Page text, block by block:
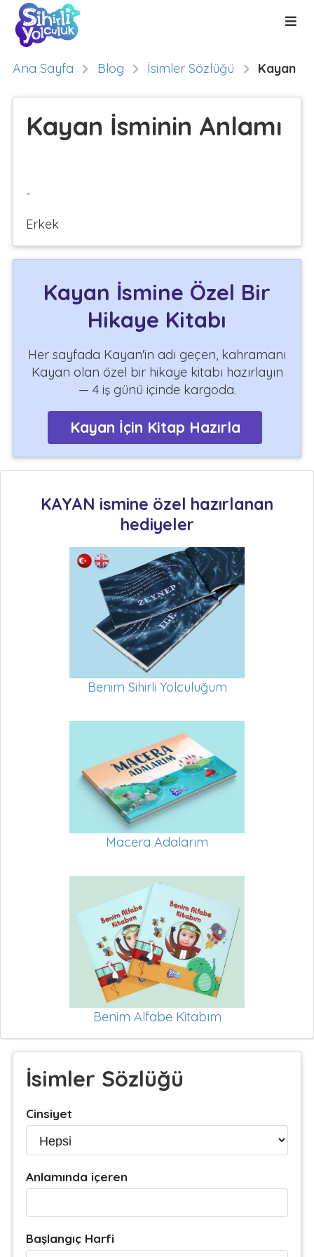
Ana Sayfa Blog İsimler Sözlüğü Kayan
Kayan İsminin Anlamı
-
Erkek
Kayan İsmine Özel Bir
Hikaye Kitabı
Her sayfada Kayan'in adı geçen, kahramanı
Kayan olan özel bir hikaye kitabı hazırlayın
— 4 iş günü içinde kargoda.
Kayan İçin Kitap Hazırla
KAYAN ismine özel hazırlanan
hediyeler
Benim Sihirli Yolculuğum
Macera Adalarım
Benim Alfabe Kitabım
İsimler Sözlüğü
Cinsiyet
Anlamında içeren
Başlangıç Harfi